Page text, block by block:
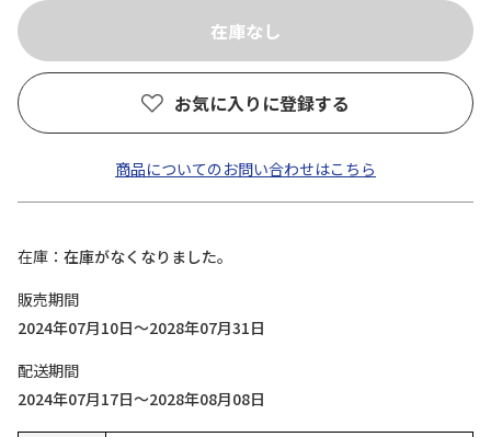
お気に入りに登録する
商品についてのお問い合わせはこちら
在庫
在庫がなくなりました。
販売期間
2024年07月10日～2028年07月31日
配送期間
2024年07月17日～2028年08月08日